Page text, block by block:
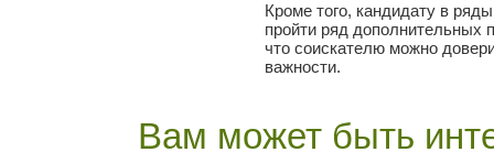
Кроме того, кандидату в
пройти ряд дополнительных
что соискателю можно
важности.
Вам может быть